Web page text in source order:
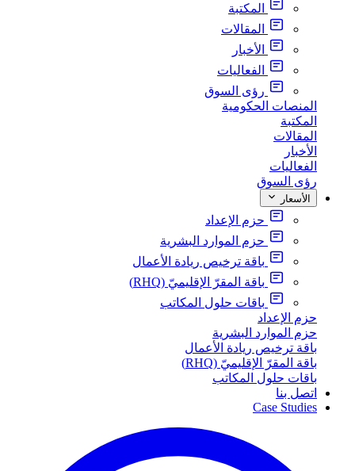
المكتبة
المقالات
الأخبار
الفعاليات
رؤى السوق
المنصات الحكومية
المكتبة
المقالات
الأخبار
الفعاليات
رؤى السوق
الأسعار
حزم الإعداد
حزم الموارد البشرية
باقة ترخيص ريادة الأعمال
باقة المقرّ الإقليميّ (RHQ)
باقات حلول المكاتب
حزم الإعداد
حزم الموارد البشرية
باقة ترخيص ريادة الأعمال
باقة المقرّ الإقليميّ (RHQ)
باقات حلول المكاتب
اتصل بنا
Case Studies